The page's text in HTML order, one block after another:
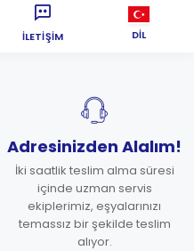
İLETIŞIM DIL
Adresinizden Alalım!
İki saatlik teslim alma süresi
içinde uzman servis
ekiplerimiz, eşyalarınızı
temassız bir şekilde teslim
alıyor.